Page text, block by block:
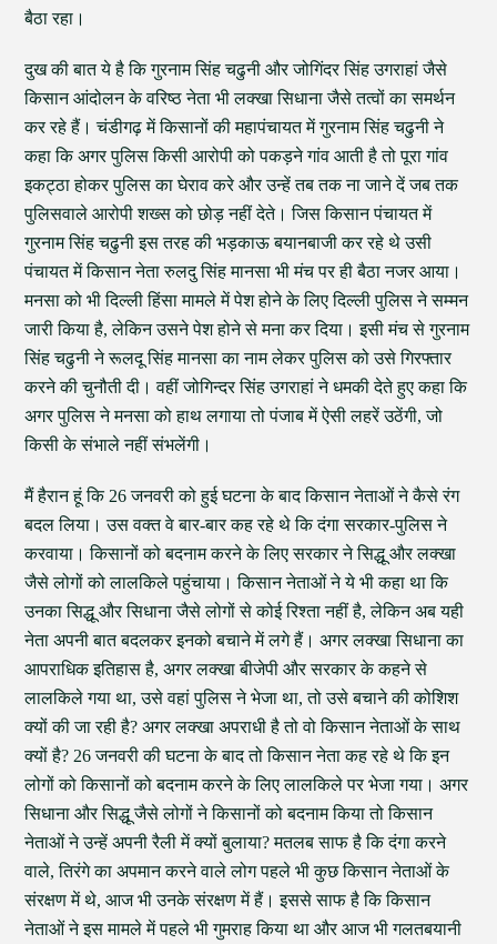
बैठा रहा।
दुख की बात ये है कि गुरनाम सिंह चढुनी और जोगिंदर सिंह उगराहां जैसे
किसान आंदोलन के वरिष्ठ नेता भी लक्खा सिधाना जैसे तत्वों का समर्थन
कर रहे हैं। चंडीगढ़ में किसानों की महापंचायत में गुरनाम सिंह चढुनी ने
कहा कि अगर पुलिस किसी आरोपी को पकड़ने गांव आती है तो पूरा गांव
इकट्ठा होकर पुलिस का घेराव करे और उन्हें तब तक ना जाने दें जब तक
पुलिसवाले आरोपी शख्स को छोड़ नहीं देते। जिस किसान पंचायत में
गुरनाम सिंह चढुनी इस तरह की भड़काऊ बयानबाजी कर रहे थे उसी
पंचायत में किसान नेता रुलदु सिंह मानसा भी मंच पर ही बैठा नजर आया।
मनसा को भी दिल्ली हिंसा मामले में पेश होने के लिए दिल्ली पुलिस ने सम्मन
जारी किया है, लेकिन उसने पेश होने से मना कर दिया। इसी मंच से गुरनाम
सिंह चढुनी ने रूलदू सिंह मानसा का नाम लेकर पुलिस को उसे गिरफ्तार
करने की चुनौती दी। वहीं जोगिन्दर सिंह उगराहां ने धमकी देते हुए कहा कि
अगर पुलिस ने मनसा को हाथ लगाया तो पंजाब में ऐसी लहरें उठेंगी, जो
किसी के संभाले नहीं संभलेंगी।
मैं हैरान हूं कि 26 जनवरी को हुई घटना के बाद किसान नेताओं ने कैसे रंग
बदल लिया। उस वक्त वे बार-बार कह रहे थे कि दंगा सरकार-पुलिस ने
करवाया। किसानों को बदनाम करने के लिए सरकार ने सिद्धू और लक्खा
जैसे लोगों को लालकिले पहुंचाया। किसान नेताओं ने ये भी कहा था कि
उनका सिद्धू और सिधाना जैसे लोगों से कोई रिश्ता नहीं है, लेकिन अब यही
नेता अपनी बात बदलकर इनको बचाने में लगे हैं। अगर लक्खा सिधाना का
आपराधिक इतिहास है, अगर लक्खा बीजेपी और सरकार के कहने से
लालकिले गया था, उसे वहां पुलिस ने भेजा था, तो उसे बचाने की कोशिश
क्यों की जा रही है? अगर लक्खा अपराधी है तो वो किसान नेताओं के साथ
क्यों है? 26 जनवरी की घटना के बाद तो किसान नेता कह रहे थे कि इन
लोगों को किसानों को बदनाम करने के लिए लालकिले पर भेजा गया। अगर
सिधाना और सिद्धू जैसे लोगों ने किसानों को बदनाम किया तो किसान
नेताओं ने उन्हें अपनी रैली में क्यों बुलाया? मतलब साफ है कि दंगा करने
वाले, तिरंगे का अपमान करने वाले लोग पहले भी कुछ किसान नेताओं के
संरक्षण में थे, आज भी उनके संरक्षण में हैं। इससे साफ है कि किसान
नेताओं ने इस मामले में पहले भी गुमराह किया था और आज भी गलतबयानी